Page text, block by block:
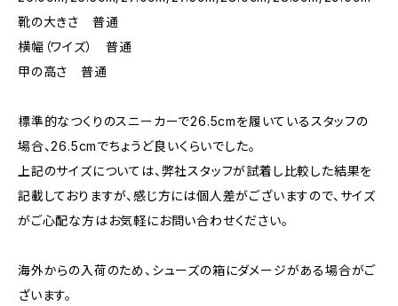
靴の大きさ 普通
横幅（ワイズ） 普通
甲の高さ 普通
標準的なつくりのスニーカーで26.5cmを履いているスタッフの
場合、26.5cmでちょうど良いくらいでした。
上記のサイズについては、弊社スタッフが試着し比較した結果を
記載しておりますが、感じ方には個人差がございますので、サイズ
がご心配な方はお気軽にお問い合わせください。
海外からの入荷のため、シューズの箱にダメージがある場合がご
ざいます。